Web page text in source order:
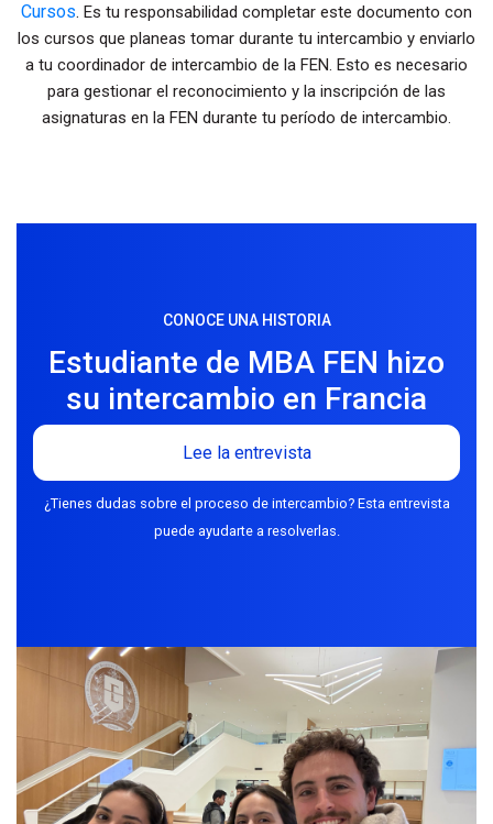
Cursos. Es tu responsabilidad completar este documento con
los cursos que planeas tomar durante tu intercambio y enviarlo
a tu coordinador de intercambio de la FEN. Esto es necesario
para gestionar el reconocimiento y la inscripción de las
asignaturas en la FEN durante tu período de intercambio.
CONOCE UNA HISTORIA
Estudiante de MBA FEN hizo
su intercambio en Francia
Lee la entrevista
¿Tienes dudas sobre el proceso de intercambio? Esta entrevista
puede ayudarte a resolverlas.